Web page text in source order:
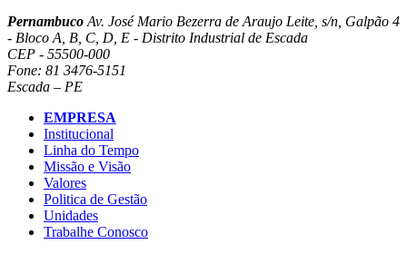
Pernambuco Av. José Mario Bezerra de Araujo Leite, s/n, Galpão 4
- Bloco A, B, C, D, E - Distrito Industrial de Escada
CEP - 55500-000
Fone: 81 3476-5151
Escada – PE
EMPRESA
Institucional
Linha do Tempo
Missão e Visão
Valores
Politica de Gestão
Unidades
Trabalhe Conosco